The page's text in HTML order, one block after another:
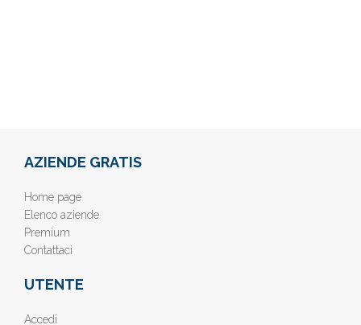
AZIENDE GRATIS
Home page
Elenco aziende
Premium
Contattaci
UTENTE
Accedi